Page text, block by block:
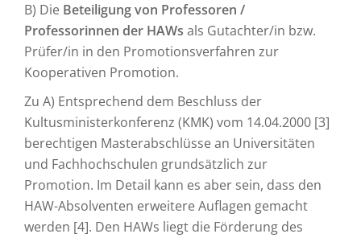
B) Die Beteiligung von Professoren /
Professorinnen der HAWs als Gutachter/in bzw.
Prüfer/in in den Promotionsverfahren zur
Kooperativen Promotion.
Zu A) Entsprechend dem Beschluss der
Kultusministerkonferenz (KMK) vom 14.04.2000 [3]
berechtigen Masterabschlüsse an Universitäten
und Fachhochschulen grundsätzlich zur
Promotion. Im Detail kann es aber sein, dass den
HAW-Absolventen erweitere Auflagen gemacht
werden [4]. Den HAWs liegt die Förderung des